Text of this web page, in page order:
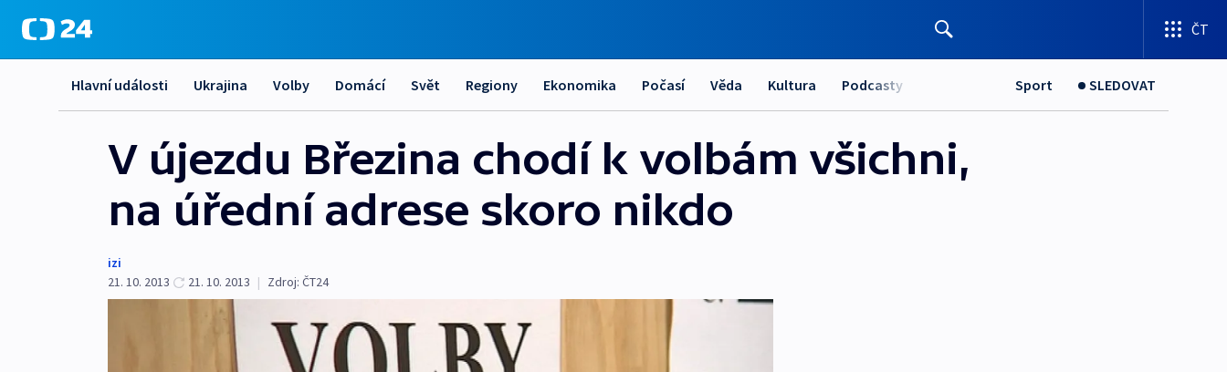
ČT
Hlavní události Ukrajina Volby Domácí Svět Regiony Ekonomika Počasí Věda Kultura Podcasty Sport SLEDOVAT
V újezdu Březina chodí k volbám všichni,
na úřední adrese skoro nikdo
izi
21. 10. 2013
21. 10. 2013 | Zdroj: ČT24